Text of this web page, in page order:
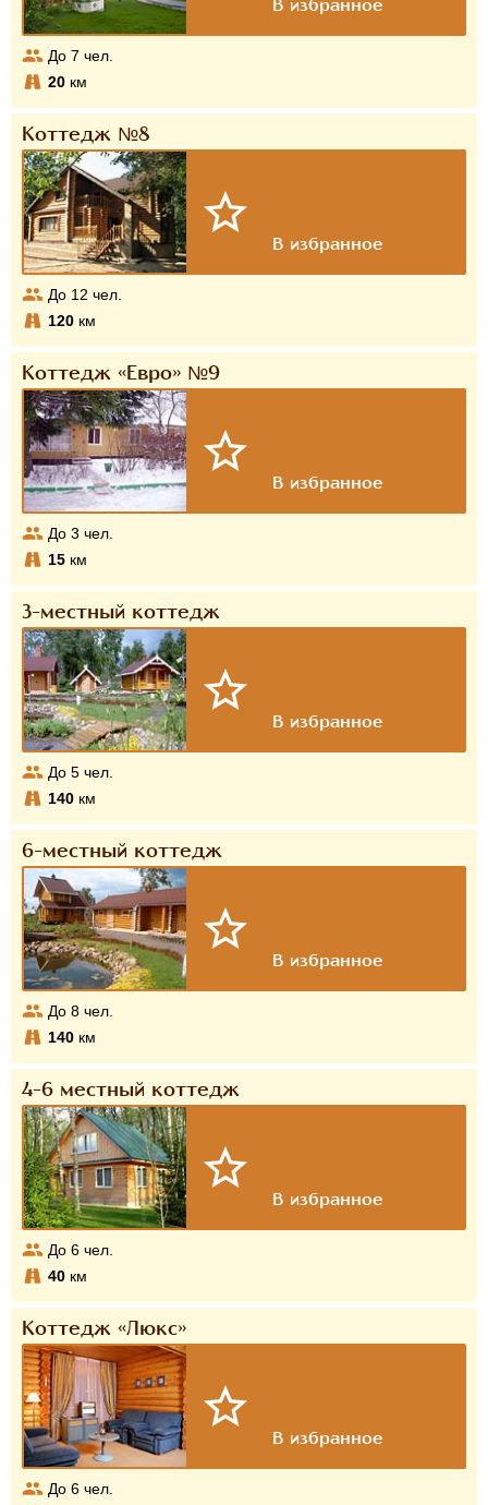
До 7 чел.
20 км
Коттедж №8
До 12 чел.
120 км
Коттедж «Евро» №9
До 3 чел.
15 км
3-местный коттедж
До 5 чел.
140 км
6-местный коттедж
До 8 чел.
140 км
4-6 местный коттедж
До 6 чел.
40 км
Коттедж «Люкс»
До 6 чел.